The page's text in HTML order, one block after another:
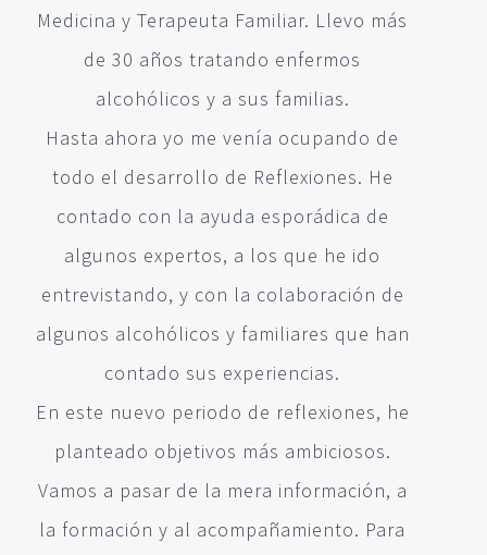
Medicina y Terapeuta Familiar. Llevo más
de 30 años tratando enfermos
alcohólicos y a sus familias.
Hasta ahora yo me venía ocupando de
todo el desarrollo de Reflexiones. He
contado con la ayuda esporádica de
algunos expertos, a los que he ido
entrevistando, y con la colaboración de
algunos alcohólicos y familiares que han
contado sus experiencias.
En este nuevo periodo de reflexiones, he
planteado objetivos más ambiciosos.
Vamos a pasar de la mera información, a
la formación y al acompañamiento. Para